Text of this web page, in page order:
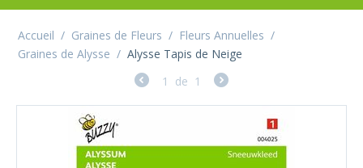
Accueil / Graines de Fleurs / Fleurs Annuelles /
Graines de Alysse / Alysse Tapis de Neige
1
de 1